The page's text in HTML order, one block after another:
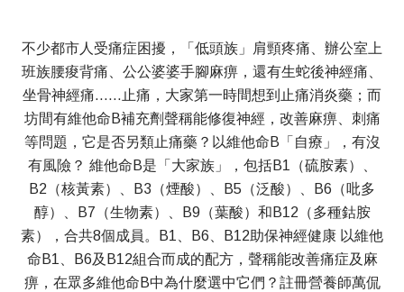
不少都市人受痛症困擾，「低頭族」肩頸疼痛、辦公室上
班族腰痠背痛、公公婆婆手腳麻痹，還有生蛇後神經痛、
坐骨神經痛……止痛，大家第一時間想到止痛消炎藥；而
坊間有維他命B補充劑聲稱能修復神經，改善麻痹、刺痛
等問題，它是否另類止痛藥？以維他命B「自療」，有沒
有風險？ 維他命B是「大家族」，包括B1（硫胺素）、
B2（核黃素）、B3（煙酸）、B5（泛酸）、B6（吡多
醇）、B7（生物素）、B9（葉酸）和B12（多種鈷胺
素），合共8個成員。B1、B6、B12助保神經健康 以維他
命B1、B6及B12組合而成的配方，聲稱能改善痛症及麻
痹，在眾多維他命B中為什麼選中它們？註冊營養師萬侃